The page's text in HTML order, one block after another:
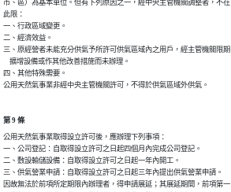
市、區）為基本單位。但有下列原因之一，經中央主管機關調整者，不在
此限：
一、行政區域變更。
二、經濟效益。
三、原經營者未能充分供氣予所許可供氣區域內之用戶，經主管機關限期
    擴增設備或作其他改善措施而未辦理。
四、其他特殊需要。
公用天然氣事業非經中央主管機關許可，不得於供氣區域外供氣。
第 9 條
公用天然氣事業取得設立許可後，應辦理下列事項：
一、公司登記：自取得設立許可之日起四個月內完成公司登記。
二、敷設輸儲設備：自取得設立許可之日起一年內開工。
三、供氣營業申請：自取得設立許可之日起三年內提出供氣營業申請。
因故無法於前項所定期限內辦理者，得申請展延；其展延期間，前項第一